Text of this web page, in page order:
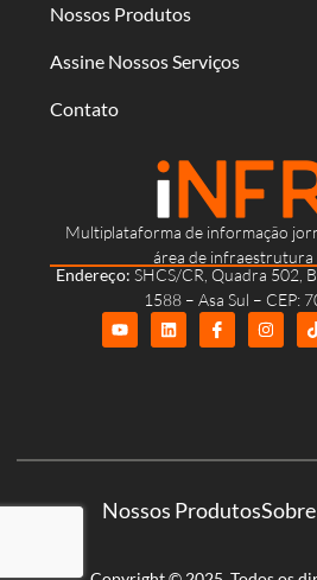
Multiplataforma de informação
área de infraestrutura
Endereço: SHCS/CR, Quadra 502,
1588 – Asa Sul – CEP:
Nossos Produtos
Assine Nossos Serviços
Contato
Nossos Produtos